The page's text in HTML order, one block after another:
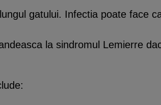
gatului. Infectia poate face
la sindromul Lemierre